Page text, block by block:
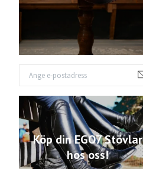
Köp din EGO7 Stövlar
hos oss!